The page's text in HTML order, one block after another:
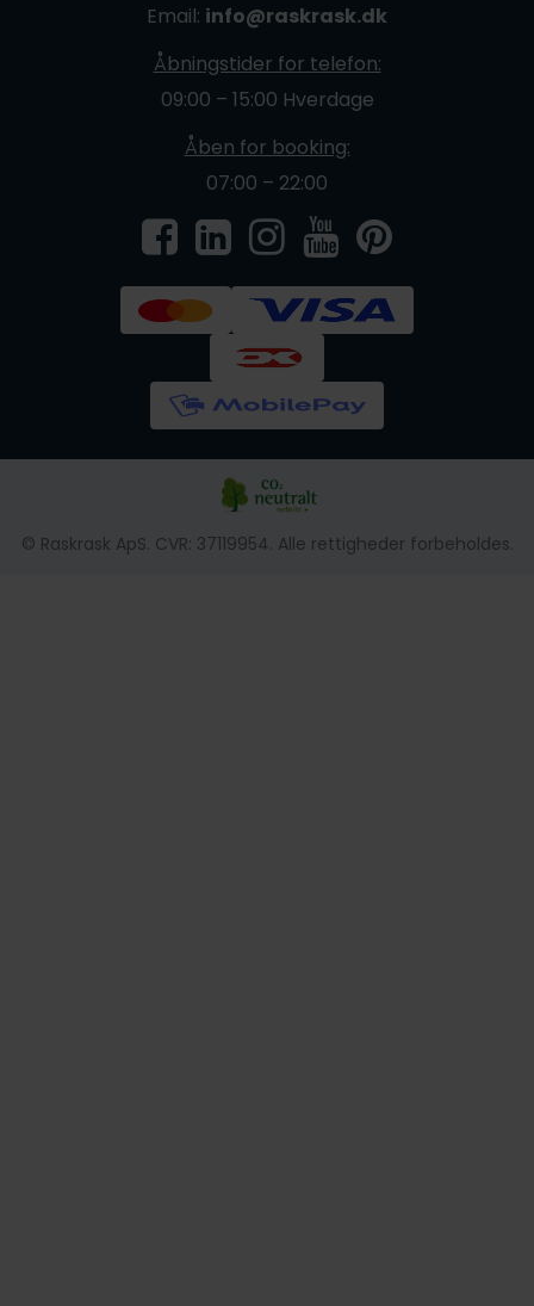
Email: info@raskrask.dk
Åbningstider for telefon:
09:00 – 15:00 Hverdage
Åben for booking:
07:00 – 22:00
© Raskrask ApS. CVR: 37119954. Alle rettigheder forbeholdes.